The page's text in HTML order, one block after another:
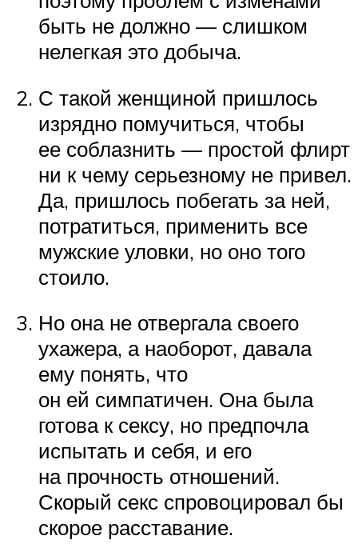
быть не должно — слишком
нелегкая это добыча.
С такой женщиной пришлось
изрядно помучиться, чтобы
ее соблазнить — простой флирт
ни к чему серьезному не привел.
Да, пришлось побегать за ней,
потратиться, применить все
мужские уловки, но оно того
стоило.
Но она не отвергала своего
ухажера, а наоборот, давала
ему понять, что
он ей симпатичен. Она была
готова к сексу, но предпочла
испытать и себя, и его
на прочность отношений.
Скорый секс спровоцировал бы
скорое расставание.